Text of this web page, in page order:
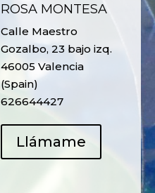
ROSA MONTESA
Calle Maestro
Gozalbo, 23 bajo izq.
46005 Valencia
(Spain)
626644427
Llámame